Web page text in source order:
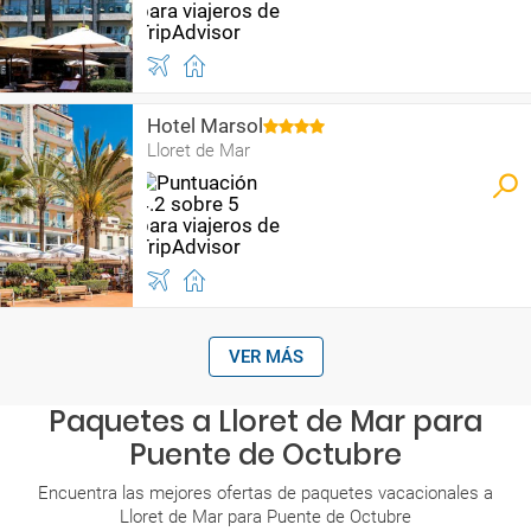
Hotel Marsol
Lloret de Mar
VER MÁS
Paquetes a Lloret de Mar para
Puente de Octubre
Encuentra las mejores ofertas de paquetes vacacionales a
Lloret de Mar para Puente de Octubre